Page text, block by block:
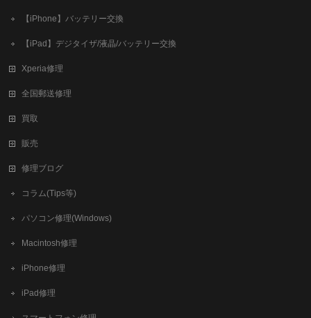
【iPhone】バッテリー交換
【iPad】デジタイザ/液晶/バッテリー交換
Xperia修理
全国郵送修理
買取
販売
修理ブログ
コラム(Tips等)
パソコン修理(Windows)
Macintosh修理
iPhone修理
iPad修理